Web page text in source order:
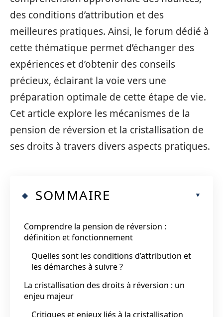
des conditions d’attribution et des
meilleures pratiques. Ainsi, le forum dédié à
cette thématique permet d’échanger des
expériences et d’obtenir des conseils
précieux, éclairant la voie vers une
préparation optimale de cette étape de vie.
Cet article explore les mécanismes de la
pension de réversion et la cristallisation de
ses droits à travers divers aspects pratiques.
SOMMAIRE
Comprendre la pension de réversion :
définition et fonctionnement
Quelles sont les conditions d’attribution et
les démarches à suivre ?
La cristallisation des droits à réversion : un
enjeu majeur
Critiques et enjeux liés à la cristallisation